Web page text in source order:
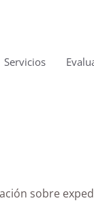
Servicios
sobre